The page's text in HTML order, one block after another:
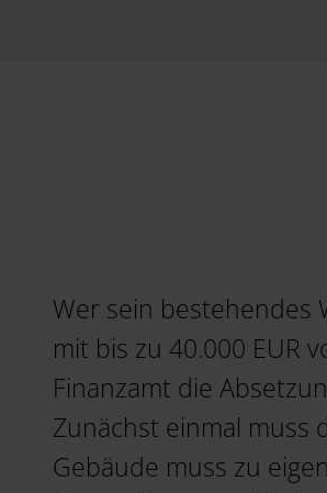
Wer sein bestehendes
mit bis zu 40.000 EUR
Finanzamt die
Zunächst einmal muss
Gebäude muss zu